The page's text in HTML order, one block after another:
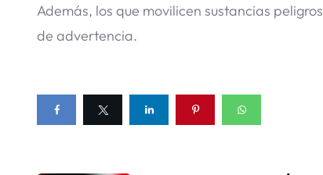
Además, los que movilicen sustancias
de advertencia.